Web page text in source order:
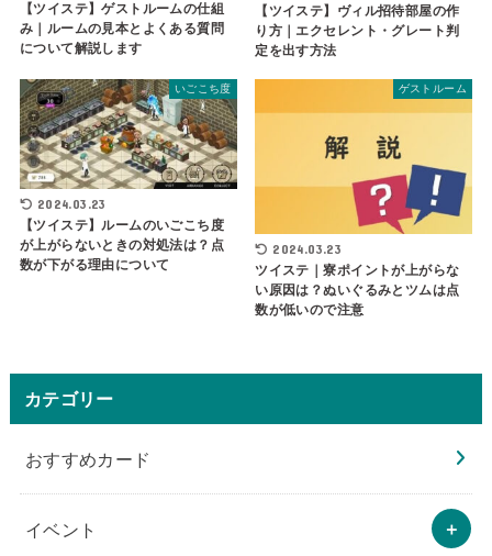
【ツイステ】ゲストルームの仕組
み｜ルームの見本とよくある質問
について解説します
【ツイステ】ヴィル招待部屋の作
り方｜エクセレント・グレート判
定を出す方法
いごこち度
2024.03.23
【ツイステ】ルームのいごこち度
が上がらないときの対処法は？点
数が下がる理由について
ゲストルーム
2024.03.23
ツイステ｜寮ポイントが上がらな
い原因は？ぬいぐるみとツムは点
数が低いので注意
カテゴリー
おすすめカード
イベント